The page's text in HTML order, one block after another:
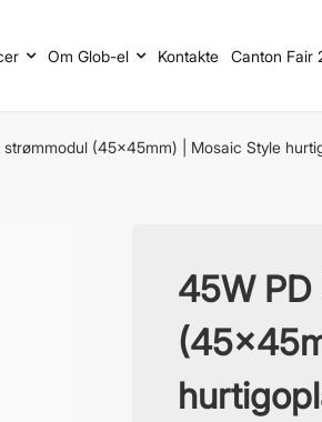
Om Glob-el Kontakte Canton Fair
strømmodul (45x45mm) | Mosaic Style
45W